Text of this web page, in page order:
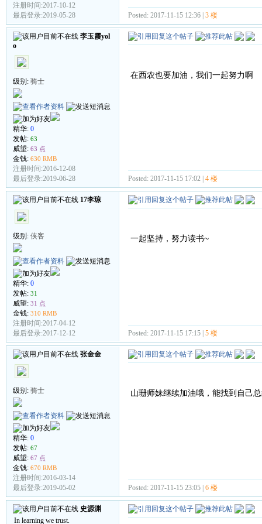
注册时间:2017-10-12
最后登录:2019-05-28
Posted: 2017-11-15 12:36 | 3 楼
李玉霞yol
o
级别: 骑士
精华: 0
发帖: 63
威望: 63 点
金钱: 630 RMB
注册时间:2016-12-08
最后登录:2019-06-28
在西农也要加油，我们一起努力啊
Posted: 2017-11-15 17:02 | 4 楼
17李琼
级别: 侠客
精华: 0
发帖: 31
威望: 31 点
金钱: 310 RMB
注册时间:2017-04-12
最后登录:2017-12-12
一起坚持，努力读书~
Posted: 2017-11-15 17:15 | 5 楼
张金金
级别: 骑士
精华: 0
发帖: 67
威望: 67 点
金钱: 670 RMB
注册时间:2016-03-14
最后登录:2019-05-02
山珊师妹继续加油哦，能找到自己
Posted: 2017-11-15 23:05 | 6 楼
史源渊
In learning we trust.